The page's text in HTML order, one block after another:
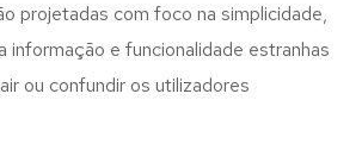
projetadas com foco na simplicidade,
informação e funcionalidade estranhas
ou confundir os utilizadores